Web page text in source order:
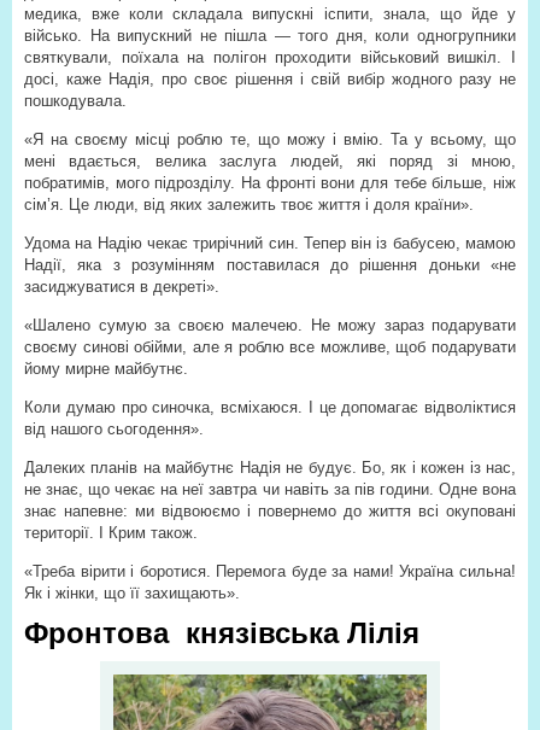
медика, вже коли складала випускні іспити, знала, що йде у
військо. На випускний не пішла — того дня, коли одногрупники
святкували, поїхала на полігон проходити військовий вишкіл. І
досі, каже Надія, про своє рішення і свій вибір жодного разу не
пошкодувала.
«Я на своєму місці роблю те, що можу і вмію. Та у всьому, що
мені вдається, велика заслуга людей, які поряд зі мною,
побратимів, мого підрозділу. На фронті вони для тебе більше, ніж
сім’я. Це люди, від яких залежить твоє життя і доля країни».
Удома на Надію чекає трирічний син. Тепер він із бабусею, мамою
Надії, яка з розумінням поставилася до рішення доньки «не
засиджуватися в декреті».
«Шалено сумую за своєю малечею. Не можу зараз подарувати
своєму синові обійми, але я роблю все можливе, щоб подарувати
йому мирне майбутнє.
Коли думаю про синочка, всміхаюся. І це допомагає відволіктися
від нашого сьогодення».
Далеких планів на майбутнє Надія не будує. Бо, як і кожен із нас,
не знає, що чекає на неї завтра чи навіть за пів години. Одне вона
знає напевне: ми відвоюємо і повернемо до життя всі окуповані
території. І Крим також.
«Треба вірити і боротися. Перемога буде за нами! Україна сильна!
Як і жінки, що її захищають».
Фронтова князівська Лілія